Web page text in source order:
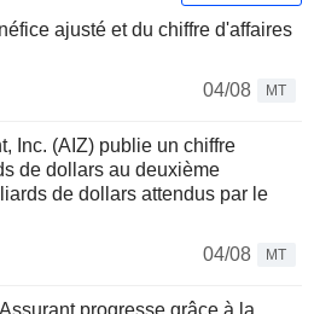
ajusté et du chiffre d'affaires
04/08
MT
Inc. (AIZ) publie un chiffre
de dollars au deuxième
de dollars attendus par le
04/08
MT